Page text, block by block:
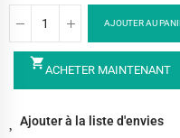
AJOUTER AU
shopping_cartACHETER MAINTENANT
Ajouter à la liste d'envies